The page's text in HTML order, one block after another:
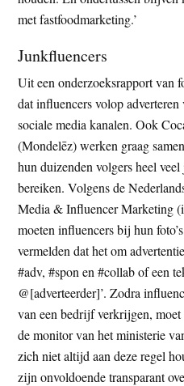
met fastfoodmarketing.’
Junkfluencers
Uit een onderzoeksrapport
dat influencers volop
sociale media kanalen. Ook
(Mondelēz) werken graag
hun duizenden volgers heel
bereiken. Volgens de
Media & Influencer Marketing
moeten influencers bij hun
vermelden dat het om
#adv, #spon en #collab of een
@[adverteerder]’. Zodra
van een bedrijf verkrijgen,
de monitor van het ministerie
zich niet altijd aan deze regel
zijn onvoldoende transparant